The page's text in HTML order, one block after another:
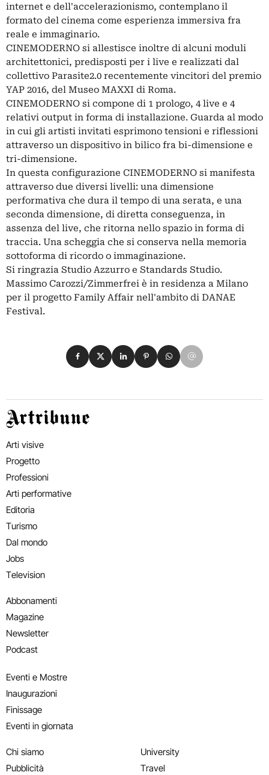
internet e dell'accelerazionismo, contemplano il
formato del cinema come esperienza immersiva fra
reale e immaginario.
CINEMODERNO si allestisce inoltre di alcuni moduli
architettonici, predisposti per i live e realizzati dal
collettivo Parasite2.0 recentemente vincitori del premio
YAP 2016, del Museo MAXXI di Roma.
CINEMODERNO si compone di 1 prologo, 4 live e 4
relativi output in forma di installazione. Guarda al modo
in cui gli artisti invitati esprimono tensioni e riflessioni
attraverso un dispositivo in bilico fra bi-dimensione e
tri-dimensione.
In questa configurazione CINEMODERNO si manifesta
attraverso due diversi livelli: una dimensione
performativa che dura il tempo di una serata, e una
seconda dimensione, di diretta conseguenza, in
assenza del live, che ritorna nello spazio in forma di
traccia. Una scheggia che si conserva nella memoria
sottoforma di ricordo o immaginazione.
Si ringrazia Studio Azzurro e Standards Studio.
Massimo Carozzi/Zimmerfrei è in residenza a Milano
per il progetto Family Affair nell'ambito di DANAE
Festival.
Condividi su Facebook
Condividi su X
Condividi su LinkedIn
Condividi su Pinterest
Condividi su WhatsApp
Condividi su Email
Artribune
Arti visive
Progetto
Professioni
Arti performative
Editoria
Turismo
Dal mondo
Jobs
Television
Abbonamenti
Magazine
Newsletter
Podcast
Eventi e Mostre
Inaugurazioni
Finissage
Eventi in giornata
Chi siamo
Pubblicità
University
Travel